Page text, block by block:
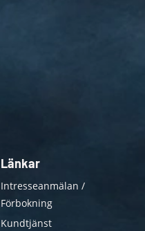
Länkar
Intresseanmälan /
Förbokning
Kundtjänst